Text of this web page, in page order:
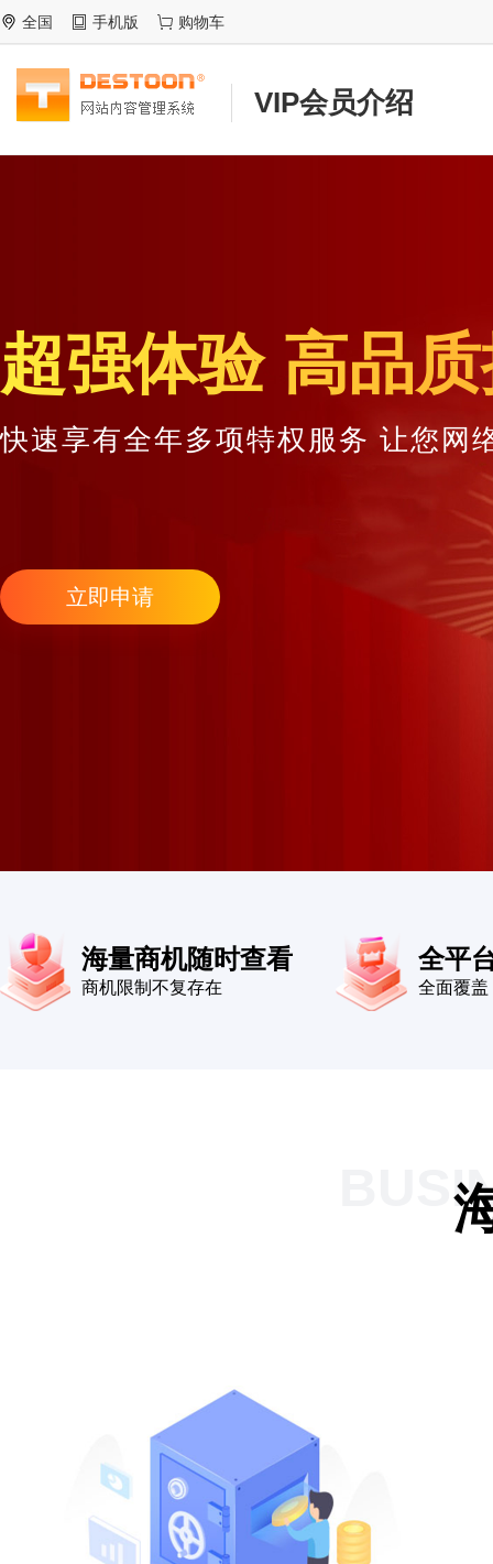
全国 手机版 购物车
VIP会员介绍
超强体验 高品
快速享有全年多项特权服务 让您网
立即申请
海量商机随时查看
商机限制不复存在
全平
全面覆盖